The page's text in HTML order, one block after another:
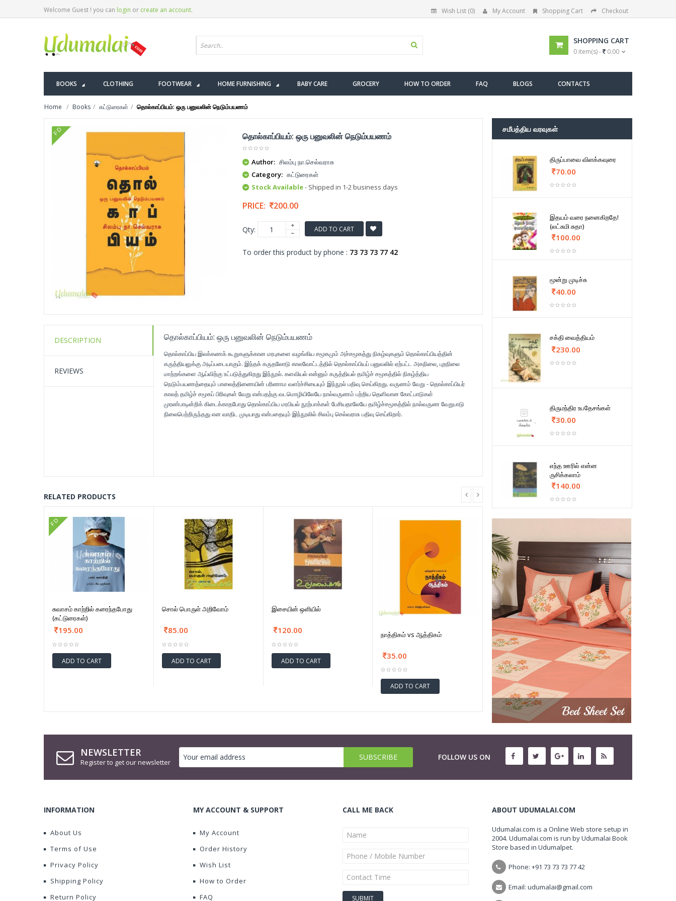
Welcome Guest ! you can login or create an account. Wish List (0) My Account Shopping Cart Checkout
SHOPPING CART
0 item(s) - 0.00
BOOKS CLOTHING FOOTWEAR HOME FURNISHING BABY CARE GROCERY HOW TO ORDER FAQ BLOGS CONTACTS
Home Books கட்டுரைகள் தொல்காப்பியம்: ஒரு பனுவலின் நெடும்பயணம்
FD தொல்காப்பியம்: ஒரு பனுவலின் நெடும்பயணம்
Author: சிலம்பு நா.செல்வராசு
Category: கட்டுரைகள்
Stock Available- Shipped in 1-2 business days
PRICE: 200.00
Qty: ADD TO CART
To order this product by phone : 73 73 73 77 42
DESCRIPTION
REVIEWS
தொல்காப்பியம்: ஒரு பனுவலின் நெடும்பயணம்
தொல்காப்பிய இலக்கணக் கூறுகளுக்கான மரபுகளை வழங்கிய சமூகமும் அச்சமூகத்து நிகழ்வுகளும் தொல்காப்பியத்தின்
கருத்தியலுக்கு அடிப்படையாகும். இந்தக் கருதலோடு காலவோட்டத்தில் தொல்காப்பியப் பனுவலில் ஏற்பட்ட அகநிலை, புறநிலை
மாற்றங்களை ஆய்விற்கு உட்படுத்துகிறது இந்நூல். களவியல் என்னும் கருத்தியல் தமிழ்ச் சமூகத்தில் நிகழ்த்திய
நெடும்பயணத்தையும் பாலைத்திணையின் பரிணாம வளர்ச்சியையும் இந்நூல் பதிவு செய்கிறது. வருணம் வேறு - தொல்காப்பியர்
காலத் தமிழ்ச் சமூகப் பிரிவுகள் வேறு என்பதற்கு வடமொழியிலேயே நால்வருணம் பற்றிய தெளிவான கோட்பாடுகள்
முரண்பாடின்றிக் கிடைக்காதபோது தொல்காப்பிய மரபியல் நூற்பாக்கள் பேசியதாலேயே தமிழ்ச்சமூகத்தில் நால்வருண வேறுபாடு
நிலைபெற்றிருந்தது என வாதிட முடியாது என்பதையும் இந்நூலில் சிலம்பு செல்வராசு பதிவு செய்கிறார்.
RELATED PRODUCTS
FD
சுவாசம் காற்றில் கரைந்தபோது
(கட்டுரைகள்)
195.00
ADD TO CART
சொல் பொருள் அறிவோம்
85.00
ADD TO CART
இசையின் ஒளியில்
120.00
ADD TO CART
நாத்திகம் vs ஆத்திகம்
35.00
ADD TO CART
சமீபத்திய வரவுகள்
திருப்பாவை விளக்கவுரை
70.00
இதயம் வரை நனைகிறதே!
(லட்சுமி சுதா)
100.00
மூன்று முடிச்சு
40.00
சக்தி வைத்தியம்
230.00
திருமந்திர உபதேசங்கள்
30.00
எந்த ஊரில் என்ன
ருசிக்கலாம்
140.00
NEWSLETTER
Register to get our newsletter
FOLLOW US ON
INFORMATION
About Us
Terms of Use
Privacy Policy
Shipping Policy
Return Policy
MY ACCOUNT & SUPPORT
My Account
Order History
Wish List
How to Order
FAQ
CALL ME BACK ABOUT UDUMALAI.COM
Udumalai.com is a Online Web store setup in
2004. Udumalai.com is run by Udumalai Book
Store based in Udumalpet.
Phone: +91 73 73 73 77 42
Email: udumalai@gmail.com